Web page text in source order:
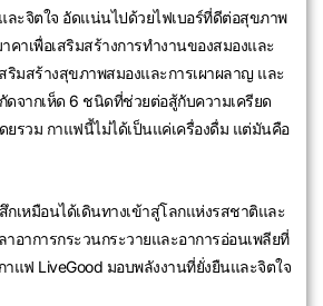
ละจิตใจ อัดแน่นไปด้วยไฟเบอร์ที่ดีต่อสุขภาพ
คาเพื่อเสริมสร้างการทำงานของสมองและ
ริมสร้างสุขภาพสมองและการเผาผลาญ และ
ดจากเห็ด 6 ชนิดที่ช่วยต่อสู้กับความเครียด
ยรวม กาแฟนี้ไม่ได้เป็นแค่เครื่องดื่ม แต่มันคือ
เหมือนได้เดินทางเข้าสู่โลกแห่งรสชาติและ
อาการกระวนกระวายและอาการอ่อนเพลียที่
แฟ LiveGood มอบพลังงานที่ยั่งยืนและจิตใจ